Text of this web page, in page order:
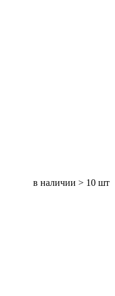
в наличии > 10 шт